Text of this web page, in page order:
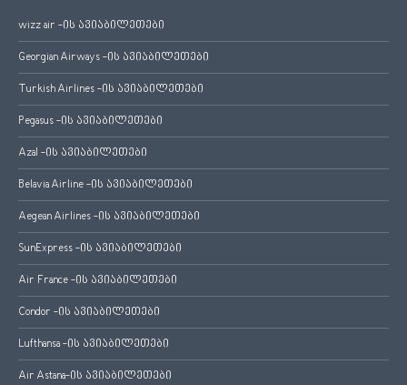
wizz air -ის ავიაბილეთები
Georgian Airways -ის ავიაბილეთები
Turkish Airlines -ის ავიაბილეთები
Pegasus -ის ავიაბილეთები
Azal -ის ავიაბილეთები
Belavia Airline -ის ავიაბილეთები
Aegean Airlines -ის ავიაბილეთები
SunExpress -ის ავიაბილეთები
Air France -ის ავიაბილეთები
Condor -ის ავიაბილეთები
Lufthansa -ის ავიაბილეთები
Air Astana-ის ავიაბილეთები